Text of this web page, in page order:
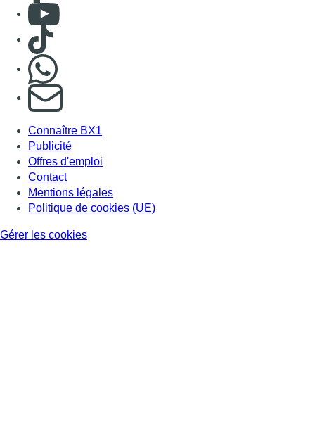
Consulter Youtube
Consulter TikTok
S'abonner à notre newsletter
Connaître BX1
Publicité
Offres d'emploi
Contact
Mentions légales
Politique de cookies (UE)
Gérer les cookies